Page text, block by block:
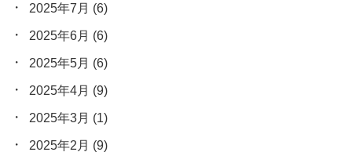
2025年7月 (6)
2025年6月 (6)
2025年5月 (6)
2025年4月 (9)
2025年3月 (1)
2025年2月 (9)